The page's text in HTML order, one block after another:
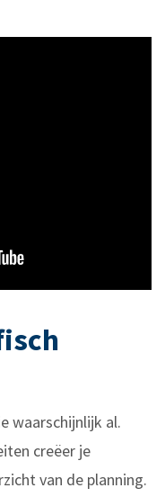
waarschijnlijk al.
creëer je
van de planning.